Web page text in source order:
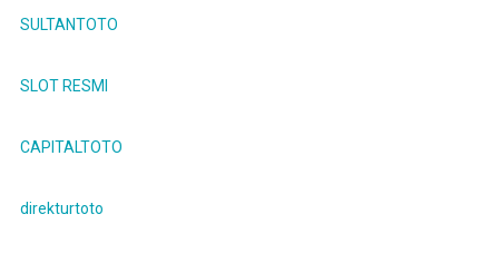
SULTANTOTO
SLOT RESMI
CAPITALTOTO
direkturtoto